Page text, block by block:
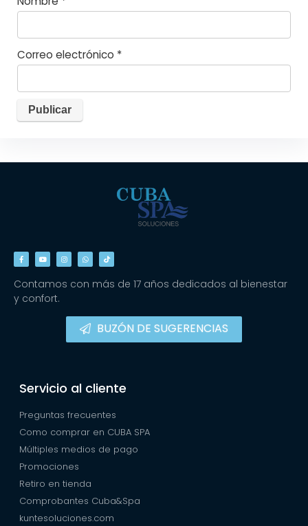
Correo electrónico *
Contamos con más de 17 años dedicados al bienestar
y confort.
BUZÓN DE SUGERENCIAS
Servicio al cliente
Preguntas frecuentes
Como comprar en CUBA SPA
Múltiples medios de pago
Promociones
Retiro en tienda
Comprobantes Cuba&Spa
kuntesoluciones.com